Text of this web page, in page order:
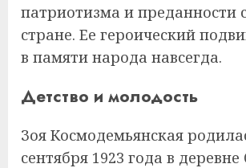
патриотизма и преданности
стране. Ее героический
в памяти народа навсегда.
Детство и молодость
Зоя Космодемьянская
сентября 1923 года в